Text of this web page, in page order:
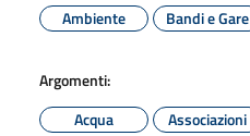
Ambiente
Bandi e Gare
Argomenti:
Acqua
Associazioni